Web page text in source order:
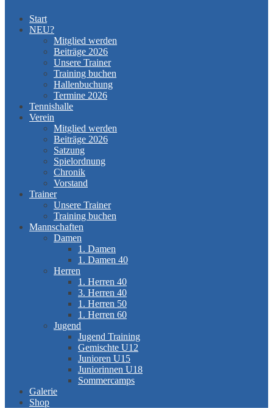
Start
NEU?
Mitglied werden
Beiträge 2026
Unsere Trainer
Training buchen
Hallenbuchung
Termine 2026
Tennishalle
Verein
Mitglied werden
Beiträge 2026
Satzung
Spielordnung
Chronik
Vorstand
Trainer
Unsere Trainer
Training buchen
Mannschaften
Damen
1. Damen
1. Damen 40
Herren
1. Herren 40
3. Herren 40
1. Herren 50
1. Herren 60
Jugend
Jugend Training
Gemischte U12
Junioren U15
Juniorinnen U18
Sommercamps
Galerie
Shop